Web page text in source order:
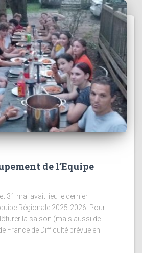
de l’Equipe
31 mai avait lieu le dernier
Régionale 2025-2026. Pour
la saison (mais aussi de
France de Difficulté prévue en